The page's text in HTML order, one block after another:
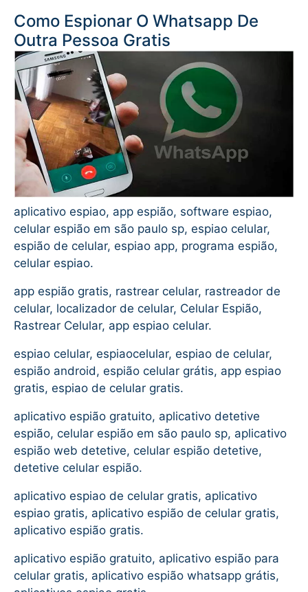
Como Espionar O Whatsapp De
Outra Pessoa Gratis
aplicativo espiao, app espião, software espiao,
celular espião em são paulo sp, espiao celular,
espião de celular, espiao app, programa espião,
celular espiao.
app espião gratis, rastrear celular, rastreador de
celular, localizador de celular, Celular Espião,
Rastrear Celular, app espiao celular.
espiao celular, espiaocelular, espiao de celular,
espião android, espião celular grátis, app espiao
gratis, espiao de celular gratis.
aplicativo espião gratuito, aplicativo detetive
espião, celular espião em são paulo sp, aplicativo
espião web detetive, celular espião detetive,
detetive celular espião.
aplicativo espiao de celular gratis, aplicativo
espiao gratis, aplicativo espião de celular gratis,
aplicativo espião gratis.
aplicativo espião gratuito, aplicativo espião para
celular gratis, aplicativo espião whatsapp grátis,